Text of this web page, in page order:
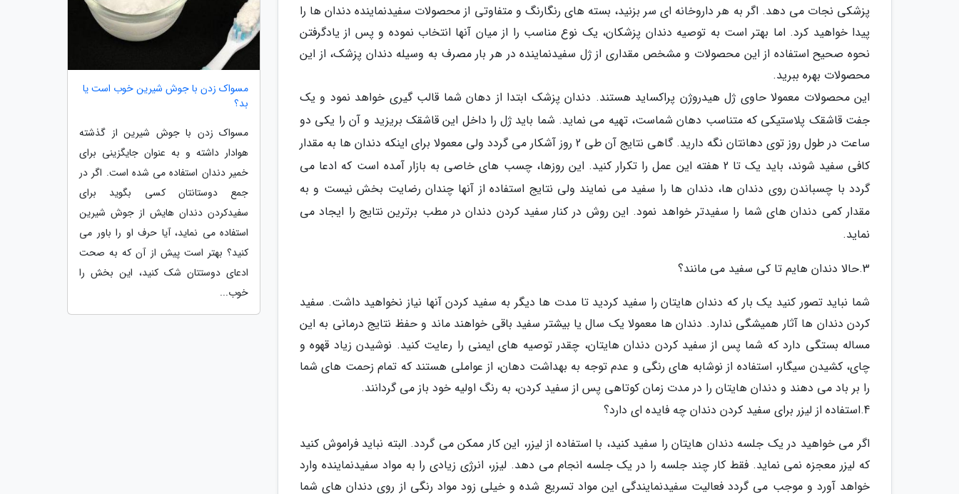
پزشکی نجات می دهد. اگر به هر داروخانه ای سر بزنید، بسته های رنگارنگ و متفاوتی از محصولات سفیدنماینده دندان ها را
پیدا خواهید کرد. اما بهتر است به توصیه دندان پزشکان، یک نوع مناسب را از میان آنها انتخاب نموده و پس از یادگرفتن
نحوه صحیح استفاده از این محصولات و مشخص مقداری از ژل سفیدنماینده در هر بار مصرف به وسیله دندان پزشک، از این
محصولات بهره ببرید.
این محصولات معمولا حاوی ژل هیدروژن پراکساید هستند. دندان پزشک ابتدا از دهان شما قالب گیری خواهد نمود و یک
جفت قاشقک پلاستیکی که متناسب دهان شماست، تهیه می نماید. شما باید ژل را داخل این قاشقک بریزید و آن را یکی دو
ساعت در طول روز توی دهانتان نگه دارید. گاهی نتایج آن طی 2 روز آشکار می گردد ولی معمولا برای اینکه دندان ها به مقدار
کافی سفید شوند، باید یک تا 2 هفته این عمل را تکرار کنید. این روزها، چسب های خاصی به بازار آمده است که ادعا می
گردد با چسباندن روی دندان ها، دندان ها را سفید می نمایند ولی نتایج استفاده از آنها چندان رضایت بخش نیست و به
مقدار کمی دندان های شما را سفیدتر خواهد نمود. این روش در کنار سفید کردن دندان در مطب برترین نتایج را ایجاد می
نماید.
3.حالا دندان هایم تا کی سفید می مانند؟
شما نباید تصور کنید یک بار که دندان هایتان را سفید کردید تا مدت ها دیگر به سفید کردن آنها نیاز نخواهید داشت. سفید
کردن دندان ها آثار همیشگی ندارد. دندان ها معمولا یک سال یا بیشتر سفید باقی خواهند ماند و حفظ نتایج درمانی به این
مساله بستگی دارد که شما پس از سفید کردن دندان هایتان، چقدر توصیه های ایمنی را رعایت کنید. نوشیدن زیاد قهوه و
چای، کشیدن سیگار، استفاده از نوشابه های رنگی و عدم توجه به بهداشت دهان، از عواملی هستند که تمام زحمت های شما
را بر باد می دهند و دندان هایتان را در مدت زمان کوتاهی پس از سفید کردن، به رنگ اولیه خود باز می گردانند.
4.استفاده از لیزر برای سفید کردن دندان چه فایده ای دارد؟
اگر می خواهید در یک جلسه دندان هایتان را سفید کنید، با استفاده از لیزر، این کار ممکن می گردد. البته نباید فراموش کنید
که لیزر معجزه نمی نماید. فقط کار چند جلسه را در یک جلسه انجام می دهد. لیزر، انرژی زیادی را به مواد سفیدنماینده وارد
خواهد آورد و موجب می گردد فعالیت سفیدنمایندگی این مواد تسریع شده و خیلی زود مواد رنگی از روی دندان های شما
مسواک زدن با جوش شیرین خوب است یا
بد؟
مسواک زدن با جوش شیرین از گذشته
هوادار داشته و به عنوان جایگزینی برای
خمیر دندان استفاده می شده است. اگر در
جمع دوستانتان کسی بگوید برای
سفیدکردن دندان هایش از جوش شیرین
استفاده می نماید، آیا حرف او را باور می
کنید؟ بهتر است پیش از آن که به صحت
ادعای دوستتان شک کنید، این بخش را
خوب...